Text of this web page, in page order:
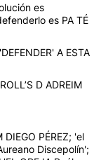
es
es PA TÉ
A ESTA
D ADREIM
PÉREZ; 'el
Discepolín';